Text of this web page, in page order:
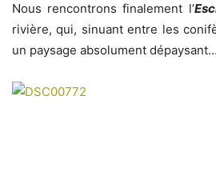
Nous rencontrons finalement l’
rivière, qui, sinuant entre les
un paysage absolument dépaysant…